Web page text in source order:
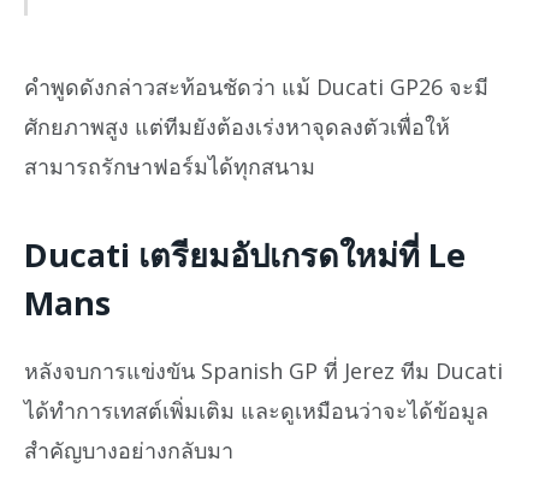
คำพูดดังกล่าวสะท้อนชัดว่า แม้ Ducati GP26 จะมี
ศักยภาพสูง แต่ทีมยังต้องเร่งหาจุดลงตัวเพื่อให้
สามารถรักษาฟอร์มได้ทุกสนาม
Ducati เตรียมอัปเกรดใหม่ที่ Le
Mans
หลังจบการแข่งขัน Spanish GP ที่ Jerez ทีม Ducati
ได้ทำการเทสต์เพิ่มเติม และดูเหมือนว่าจะได้ข้อมูล
สำคัญบางอย่างกลับมา